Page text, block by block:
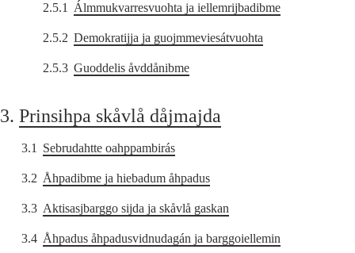
2.5.1 Álmmukvarresvuohta ja iellemrijbadibme
2.5.2 Demokratijja ja guojmmeviesátvuohta
2.5.3 Guoddelis åvddånibme
3. Prinsihpa skåvlå dåjmajda
3.1 Sebrudahtte oahppambirás
3.2 Åhpadibme ja hiebadum åhpadus
3.3 Aktisasjbarggo sijda ja skåvlå gaskan
3.4 Åhpadus åhpadusvidnudagán ja barggoiellemin